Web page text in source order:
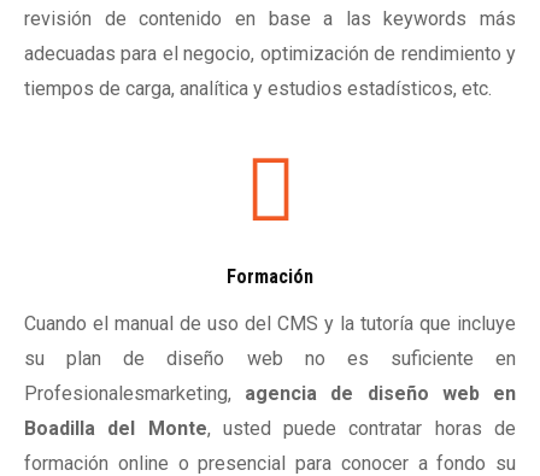
revisión de contenido en base a las keywords más
adecuadas para el negocio, optimización de rendimiento y
tiempos de carga, analítica y estudios estadísticos, etc.
Formación
Cuando el manual de uso del CMS y la tutoría que incluye
su plan de diseño web no es suficiente en
Profesionalesmarketing, agencia de diseño web en
Boadilla del Monte, usted puede contratar horas de
formación online o presencial para conocer a fondo su